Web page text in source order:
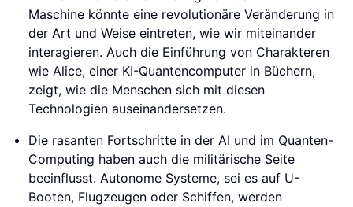
Maschine könnte eine revolutionäre Veränderung in
der Art und Weise eintreten, wie wir miteinander
interagieren. Auch die Einführung von Charakteren
wie Alice, einer KI-Quantencomputer in Büchern,
zeigt, wie die Menschen sich mit diesen
Technologien auseinandersetzen.
Die rasanten Fortschritte in der AI und im Quanten-
Computing haben auch die militärische Seite
beeinflusst. Autonome Systeme, sei es auf U-
Booten, Flugzeugen oder Schiffen, werden